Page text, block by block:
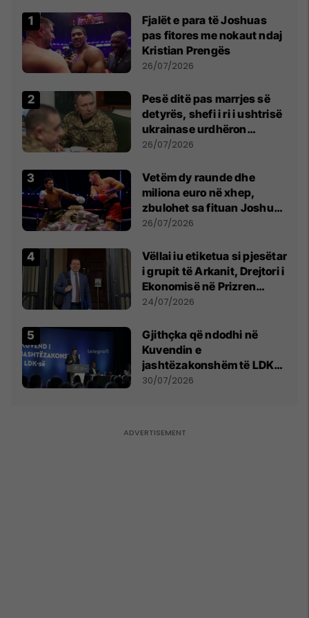
Fjalët e para të Joshuas
pas fitores me nokaut ndaj
Kristian Prengës
26/07/2026
Pesë ditë pas marrjes së
detyrës, shefi i ri i ushtrisë
ukrainase urdhëron
kontroll të madh
26/07/2026
Vetëm dy raunde dhe
miliona euro në xhep,
zbulohet sa fituan Joshua
e Prenga
26/07/2026
Vëllai iu etiketua si pjesëtar
i grupit të Arkanit, Drejtori i
Ekonomisë në Prizren
mohon pretendimet
24/07/2026
Gjithçka që ndodhi në
Kuvendin e
jashtëzakonshëm të LDK-
së
30/07/2026